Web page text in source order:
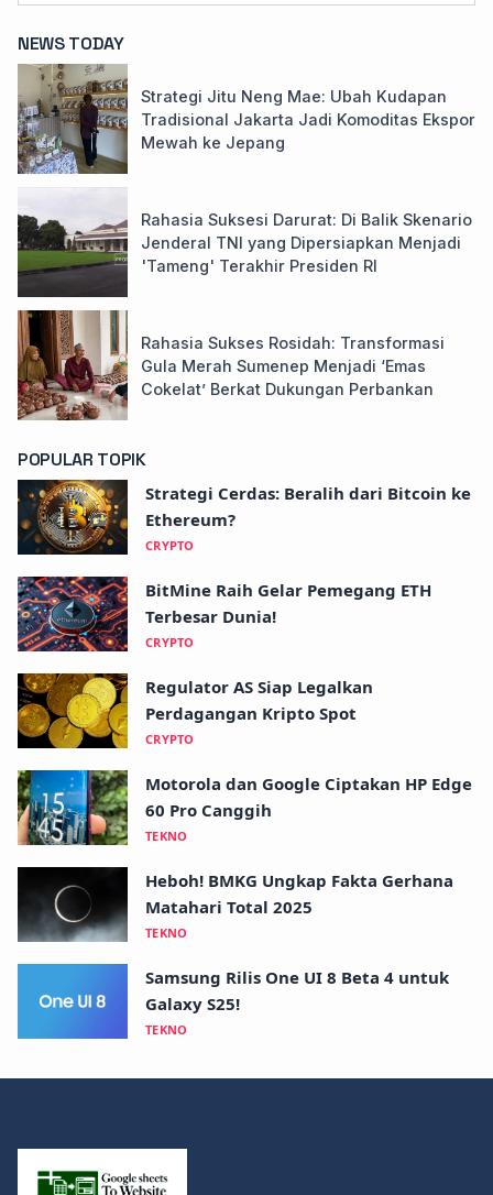
NEWS TODAY
Strategi Jitu Neng Mae: Ubah Kudapan
Tradisional Jakarta Jadi Komoditas Ekspor
Mewah ke Jepang
Rahasia Suksesi Darurat: Di Balik Skenario
Jenderal TNI yang Dipersiapkan Menjadi
'Tameng' Terakhir Presiden RI
Rahasia Sukses Rosidah: Transformasi
Gula Merah Sumenep Menjadi ‘Emas
Cokelat’ Berkat Dukungan Perbankan
POPULAR TOPIK
Strategi Cerdas: Beralih dari Bitcoin ke
Ethereum?
CRYPTO
BitMine Raih Gelar Pemegang ETH
Terbesar Dunia!
CRYPTO
Regulator AS Siap Legalkan
Perdagangan Kripto Spot
CRYPTO
Motorola dan Google Ciptakan HP Edge
60 Pro Canggih
TEKNO
Heboh! BMKG Ungkap Fakta Gerhana
Matahari Total 2025
TEKNO
Samsung Rilis One UI 8 Beta 4 untuk
Galaxy S25!
TEKNO